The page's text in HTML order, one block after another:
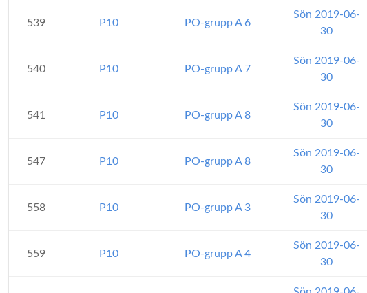
539 P10 PO-grupp A 6
Sön 2019-06-
30
540 P10 PO-grupp A 7
Sön 2019-06-
30
541 P10 PO-grupp A 8
Sön 2019-06-
30
547 P10 PO-grupp A 8
Sön 2019-06-
30
558 P10 PO-grupp A 3
Sön 2019-06-
30
559 P10 PO-grupp A 4
Sön 2019-06-
30